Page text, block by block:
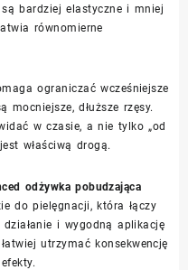
bardziej elastyczne i mniej
równomierne
ograniczać wcześniejsze
dłuższe rzęsy.
w czasie, a nie tylko „od
właściwą drogą.
odżywka pobudzająca
do pielęgnacji, która łączy
i wygodną aplikację
utrzymać konsekwencję